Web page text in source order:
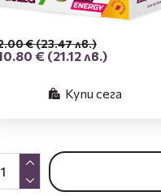
€ (21.12 лв.)
€(23.47 лв.)
Купи сега